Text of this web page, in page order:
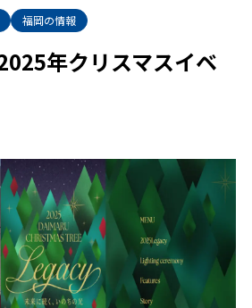
福岡の情報
年クリスマスイベ